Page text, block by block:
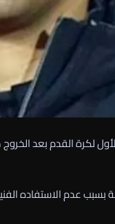
لكرة القدم بعد
بسبب عدم الاستفاده